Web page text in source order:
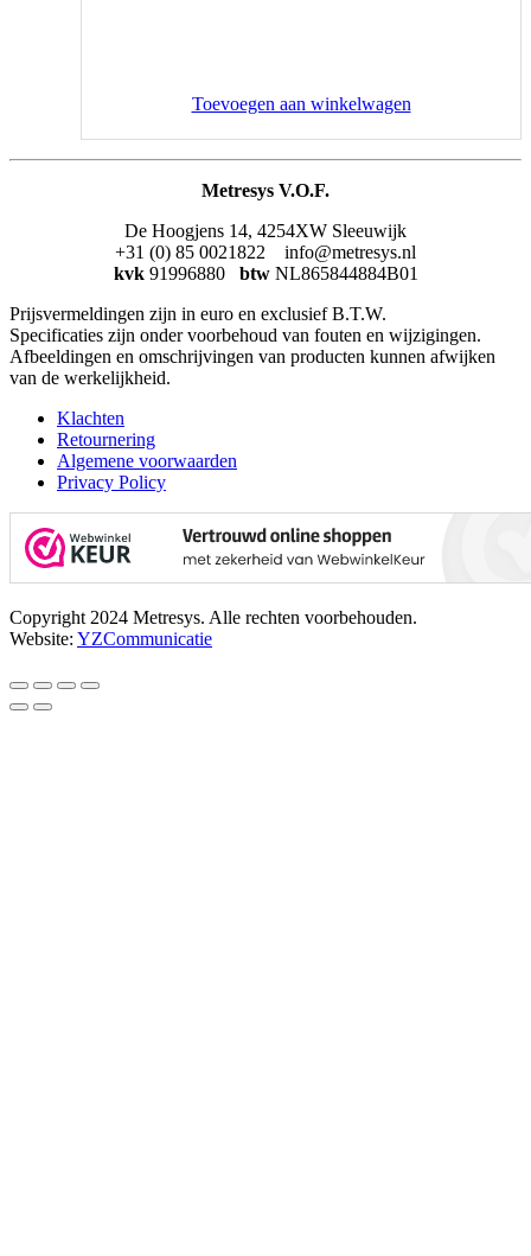
Toevoegen aan winkelwagen
Metresys V.O.F.
De Hoogjens 14, 4254XW Sleeuwijk
+31 (0) 85 0021822 info@metresys.nl
kvk 91996880 btw NL865844884B01
Prijsvermeldingen zijn in euro en exclusief B.T.W.
Specificaties zijn onder voorbehoud van fouten en wijzigingen.
Afbeeldingen en omschrijvingen van producten kunnen afwijken
van de werkelijkheid.
Klachten
Retournering
Algemene voorwaarden
Privacy Policy
Copyright 2024 Metresys. Alle rechten voorbehouden.
Website: YZCommunicatie